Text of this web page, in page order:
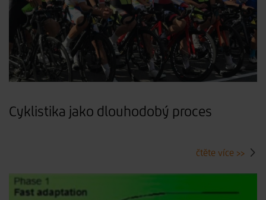
Cyklistika jako dlouhodobý proces
čtěte více >>